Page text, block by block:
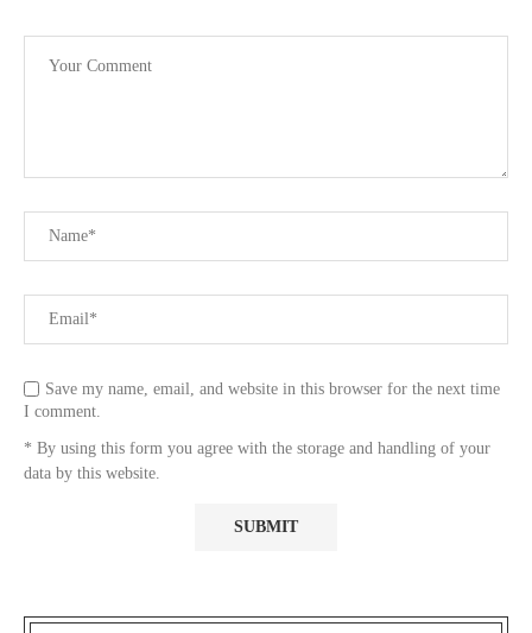
Save my name, email, and website in this browser for the next time
I comment.
* By using this form you agree with the storage and handling of your
data by this website.